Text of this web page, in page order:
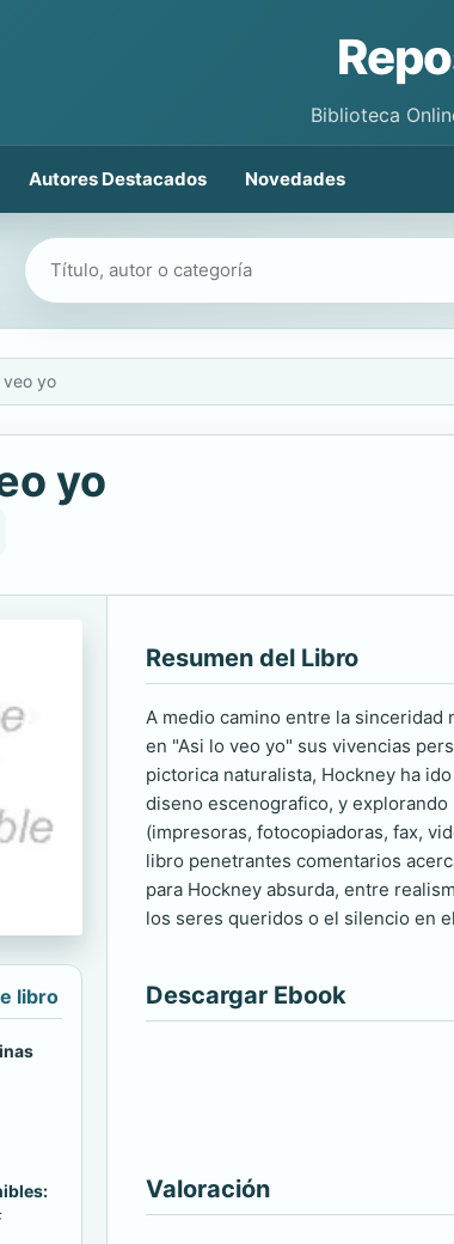
Biblioteca
Autores Destacados Novedades
Buscar libros
veo yo
yo
libro
Resumen del Libro
A medio camino entre la
en "Asi lo veo yo" sus vivencias
pictorica naturalista, Hockney ha
diseno escenografico, y
(impresoras, fotocopiadoras, fax,
libro penetrantes comentarios
para Hockney absurda, entre
los seres queridos o el silencio en
Descargar Ebook
Valoración